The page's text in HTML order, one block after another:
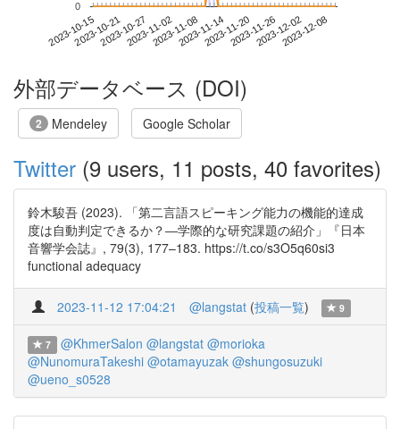
2023-10-152023-10-212023-10-272023-11-022023-11-082023-11-142023-11-202023-11-262023-12-022023-12-08
0
外部データベース (DOI)
2 Mendeley Google Scholar
Twitter (9 users, 11 posts, 40 favorites)
鈴木駿吾 (2023). 「第二言語スピーキング能力の機能的達成
度は自動判定できるか？―学際的な研究課題の紹介」『日本
音響学会誌』, 79(3), 177–183. https://t.co/s3O5q60si3
functional adequacy
2023-11-12 17:04:21 @langstat (投稿一覧) 9
7 @KhmerSalon @langstat @morioka
@NunomuraTakeshi @otamayuzak @shungosuzuki
@ueno_s0528